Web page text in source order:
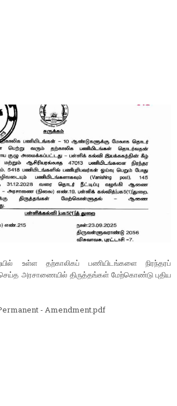
உள்ள தற்காலிகப் பணியிடங்களை நிரந்தரப்
அரசாணையில் திருத்தங்கள் மேற்கொண்டு புதிய
- Amendment.pdf